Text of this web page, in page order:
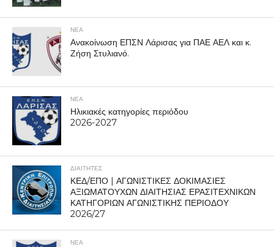
ΝΕΑ
Ανακοίνωση ΕΠΣΝ Λάρισας για ΠΑΕ ΑΕΛ και κ.
Ζήση Στυλιανό.
ΝΕΑ
Ηλικιακές κατηγορίες περιόδου
2026-2027
ΔΙΑΙΤΗΤΕΣ
ΚΕΔ/ΕΠΟ | ΑΓΩΝΙΣΤΙΚΕΣ ΔΟΚΙΜΑΣΙΕΣ
ΑΞΙΩΜΑΤΟΥΧΩΝ ΔΙΑΙΤΗΣΙΑΣ ΕΡΑΣΙΤΕΧΝΙΚΩΝ
ΚΑΤΗΓΟΡΙΩΝ ΑΓΩΝΙΣΤΙΚΗΣ ΠΕΡΙΟΔΟΥ
2026/27
ΝΕΑ